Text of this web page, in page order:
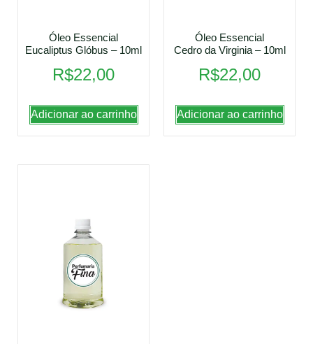
Óleo Essencial
Eucaliptus Glóbus – 10ml
R$22,00
Adicionar ao carrinho
Óleo Essencial
Cedro da Virginia – 10ml
R$22,00
Adicionar ao carrinho